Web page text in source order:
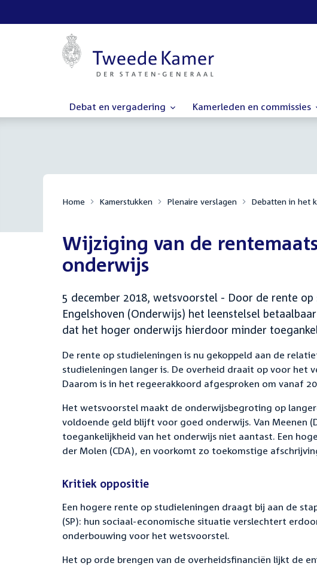
Debat en vergadering Kamerleden en commissies
Home Kamerstukken Plenaire verslagen Debatten in het
Wijziging van de
onderwijs
5 december 2018, wetsvoorstel - Door de rente
Engelshoven (Onderwijs) het leenstelsel
dat het hoger onderwijs hierdoor minder
De rente op studieleningen is nu gekoppeld aan de
studieleningen langer is. De overheid draait op voor het
Daarom is in het regeerakkoord afgesproken om vanaf
Het wetsvoorstel maakt de onderwijsbegroting op
voldoende geld blijft voor goed onderwijs. Van Meenen
toegankelijkheid van het onderwijs niet aantast. Een
der Molen (CDA), en voorkomt zo toekomstige
Kritiek oppositie
Een hogere rente op studieleningen draagt bij aan de
(SP): hun sociaal-economische situatie verslechtert
onderbouwing voor het wetsvoorstel.
Het op orde brengen van de overheidsfinanciën lijkt de